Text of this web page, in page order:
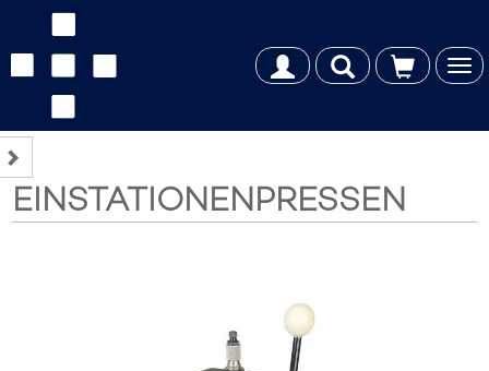
EINSTATIONENPRESSEN